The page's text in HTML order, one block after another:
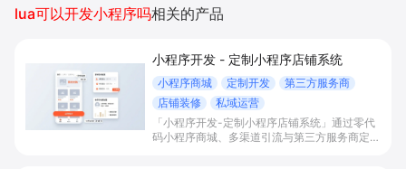
lua可以开发小程序吗相关的产品
小程序开发 - 定制小程序店铺系统
小程序商城 定制开发
第三方服务商
店铺装修
私域运营
「小程序开发-定制小程序店铺系统」通过零代
码小程序商城、多渠道引流与第三方服务商定制